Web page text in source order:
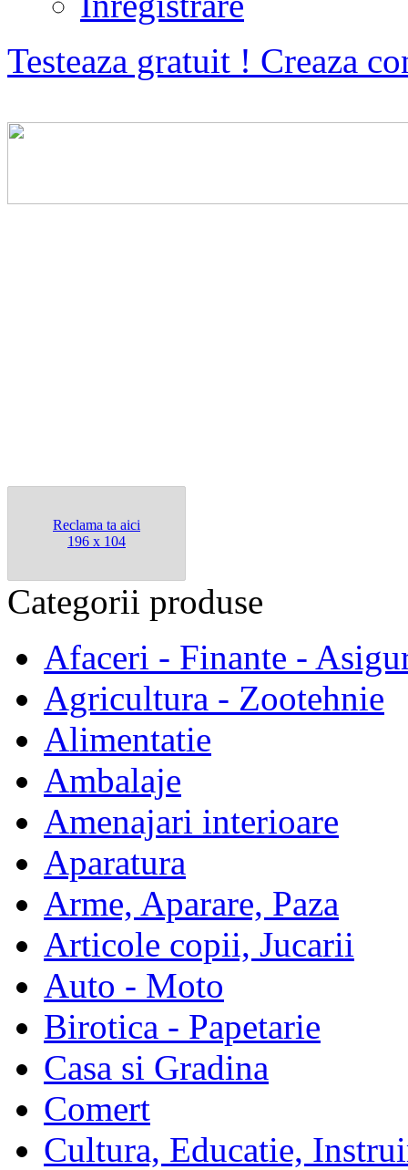
Testeaza gratuit ! Creaza
Reclama ta aici
196 x 104
Categorii produse
Afaceri - Finante -
Agricultura - Zootehnie
Alimentatie
Ambalaje
Amenajari interioare
Aparatura
Arme, Aparare, Paza
Articole copii, Jucarii
Auto - Moto
Birotica - Papetarie
Casa si Gradina
Comert
Cultura, Educatie,